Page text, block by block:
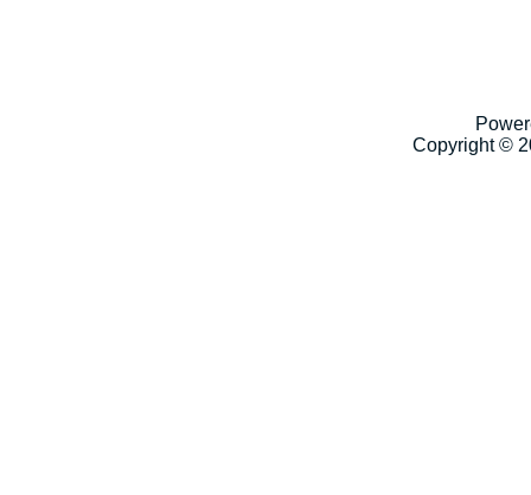
Copyright ©